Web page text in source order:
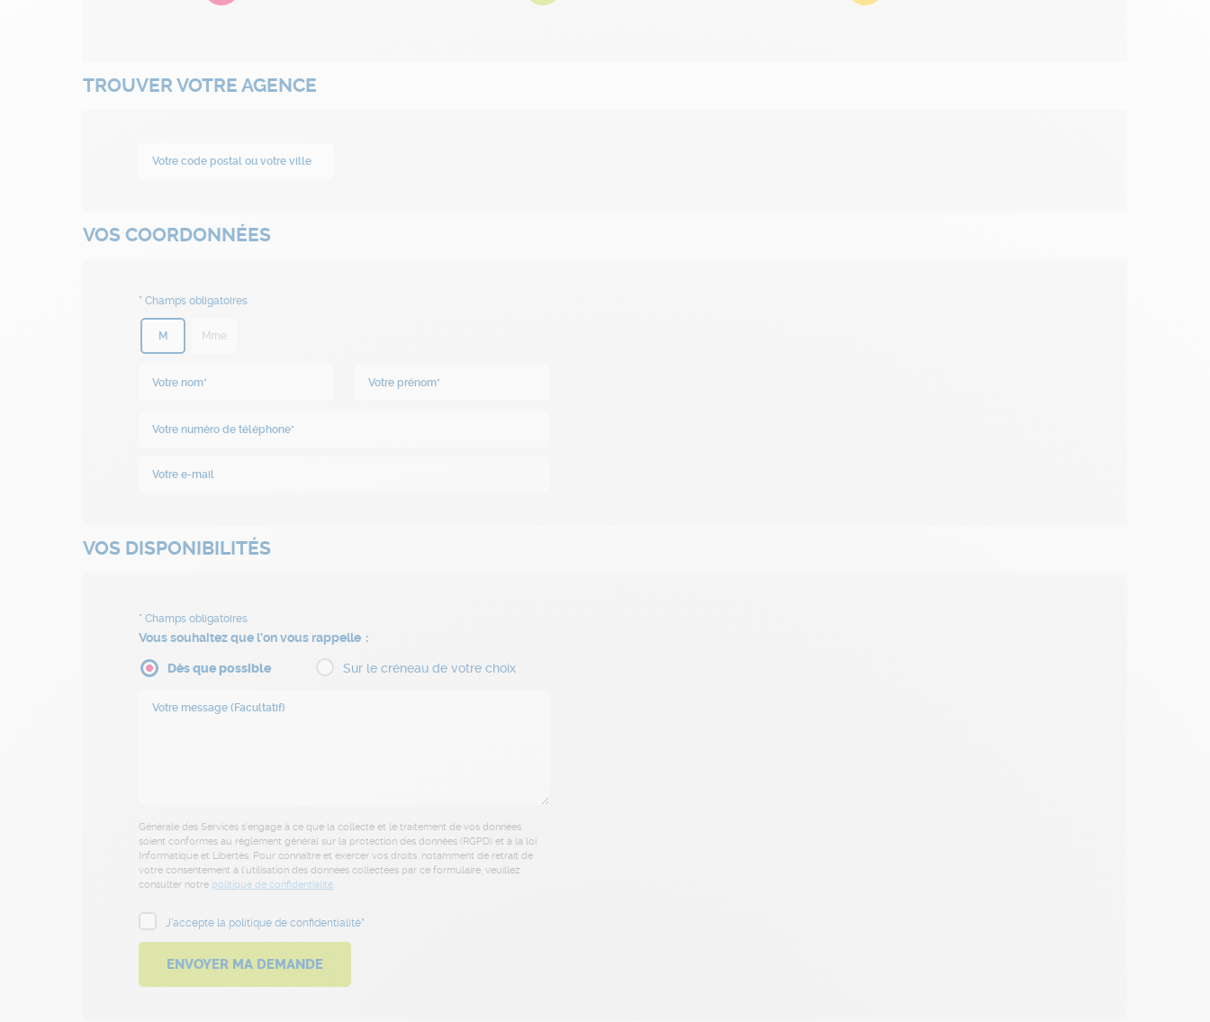
TROUVER VOTRE AGENCE
VOS COORDONNÉES
M Mme
VOS DISPONIBILITÉS
Vous souhaitez que l'on vous rappelle
Dès que possible Sur le créneau de votre choix
Générale des Services s’engage à ce que la collecte et le traitement de vos données
soient conformes au règlement général sur la protection des données (RGPD) et à la loi
Informatique et Libertés. Pour connaître et exercer vos droits, notamment de retrait de
votre consentement à l’utilisation des données collectées par ce formulaire, veuillez
consulter notre politique de confidentialité
J'accepte la politique de confidentialité*
ENVOYER MA DEMANDE